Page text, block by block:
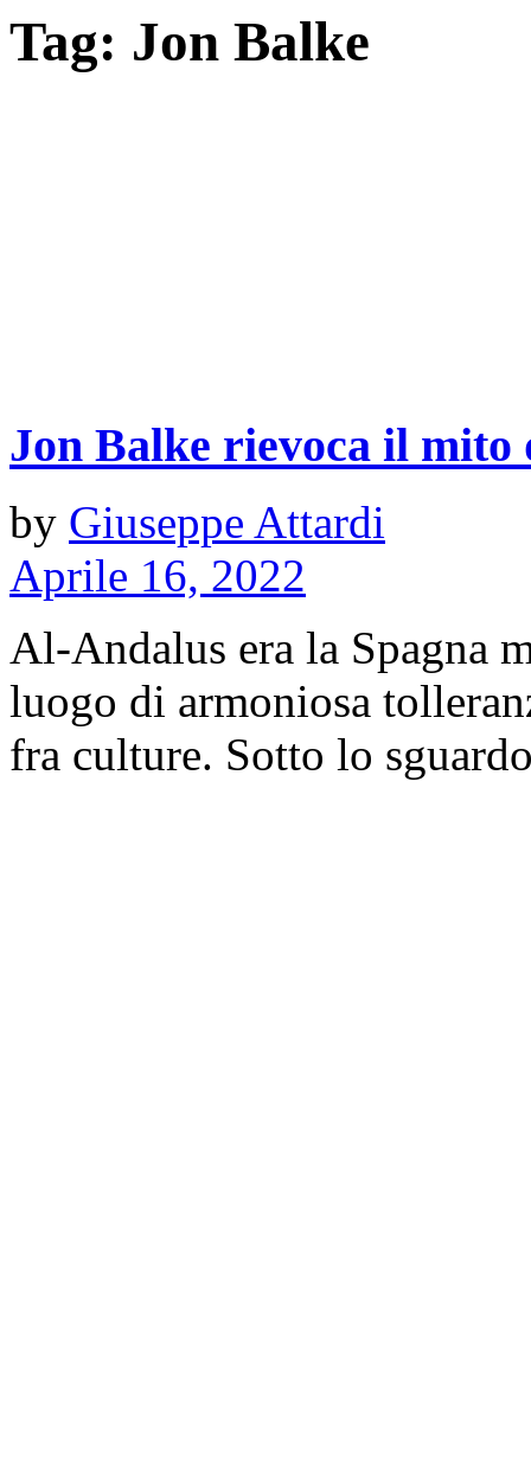
Tag: Jon Balke
Jon Balke rievoca il mito
by Giuseppe Attardi
Aprile 16, 2022
Al-Andalus era la Spagna
luogo di armoniosa
fra culture. Sotto lo